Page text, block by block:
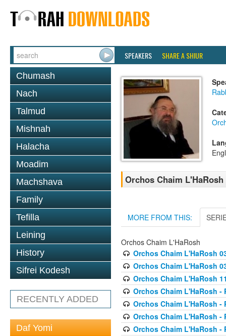
SPEAKERS SHARE A SHIUR
Chumash
Nach
Talmud
Mishnah
Halacha
Moadim
Machshava
Family
Tefilla
Leining
History
Sifrei Kodesh
RECENTLY ADDED
Daf Yomi
Orchos Chaim
MORE FROM THIS:
Orchos Chaim L'HaRosh
Orchos Chaim L'HaRosh
Orchos Chaim L'HaRosh
Orchos Chaim L'HaRosh
Orchos Chaim L'HaRosh -
Orchos Chaim L'HaRosh -
Orchos Chaim L'HaRosh -
Orchos Chaim L'HaRosh -